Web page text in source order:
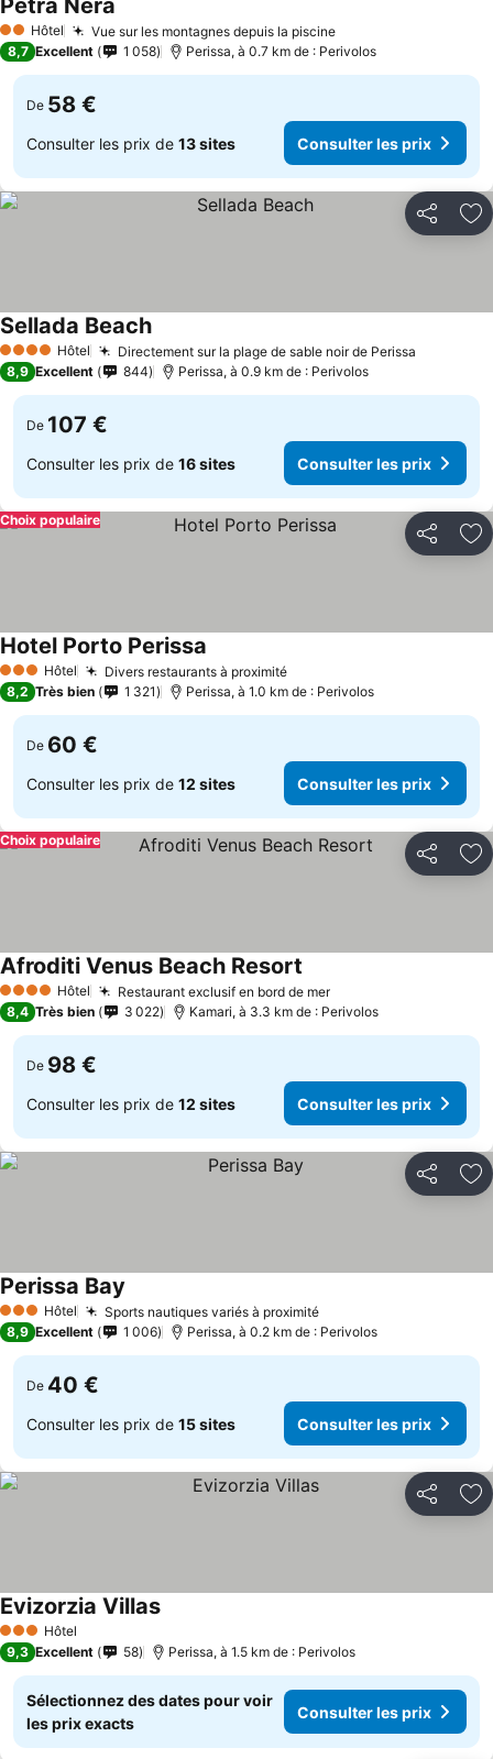
2 Étoiles
Hôtel Vue sur les montagnes depuis la piscine
Petra Nera
8,7 Excellent 1 058 Perissa, à 0.7 km de : Perivolos
De 58 €
Consulter les prix de 13 sites Consulter les prix
Partager
4 Étoiles Hôtel Directement sur la plage de sable noir de Perissa
Sellada Beach
8,9 Excellent 844 Perissa, à 0.9 km de : Perivolos
De 107 €
Consulter les prix de 16 sites Consulter les prix
Partager
Choix populaire
3 ÉtoilesHôtel Divers restaurants à proximité
Hotel Porto Perissa
8,2 Très bien 1 321 Perissa, à 1.0 km de : Perivolos
De 60 €
Consulter les prix de 12 sites Consulter les prix
Partager
Choix populaire
4 Étoiles Hôtel Restaurant exclusif en bord de mer
Afroditi Venus Beach Resort
8,4 Très bien 3 022 Kamari, à 3.3 km de : Perivolos
De 98 €
Consulter les prix de 12 sites Consulter les prix
Partager
3 ÉtoilesHôtel Sports nautiques variés à proximité
Perissa Bay
8,9 Excellent 1 006 Perissa, à 0.2 km de : Perivolos
De 40 €
Consulter les prix de 15 sites Consulter les prix
Partager
3 ÉtoilesHôtel
Evizorzia Villas
9,3 Excellent 58 Perissa, à 1.5 km de : Perivolos
Sélectionnez des dates pour voir
les prix exacts
Consulter les prix